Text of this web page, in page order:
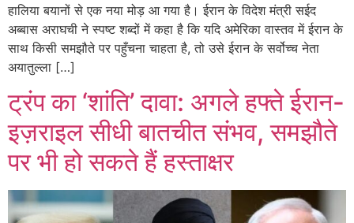
हालिया बयानों से एक नया मोड़ आ गया है। ईरान के विदेश मंत्री सईद
अब्बास अराघची ने स्पष्ट शब्दों में कहा है कि यदि अमेरिका वास्तव में ईरान के
साथ किसी समझौते पर पहुँचना चाहता है, तो उसे ईरान के सर्वोच्च नेता
अयातुल्ला […]
ट्रंप का ‘शांति’ दावा: अगले हफ्ते ईरान-
इज़राइल सीधी बातचीत संभव, समझौते
पर भी हो सकते हैं हस्ताक्षर